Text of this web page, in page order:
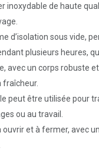
inoxydable de haute
d’isolation sous vide,
plusieurs heures,
avec un corps robuste
fraîcheur.
peut être utilisée pour
ou au travail.
ouvrir et à fermer, avec